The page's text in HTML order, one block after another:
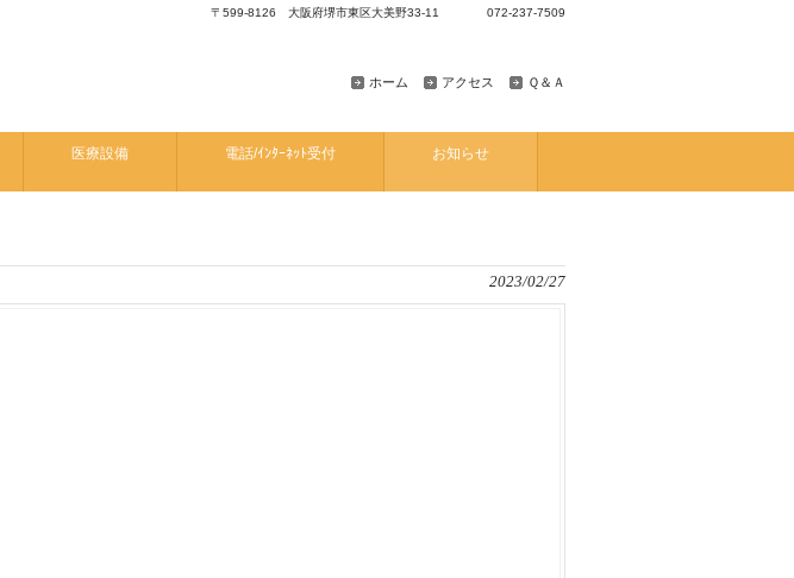
〒599-8126 大阪府堺市東区大美野33-11 072-237-7509
ホーム アクセス Ｑ＆Ａ
医療設備 電話/ｲﾝﾀｰﾈｯﾄ受付 お知らせ
2023/02/27